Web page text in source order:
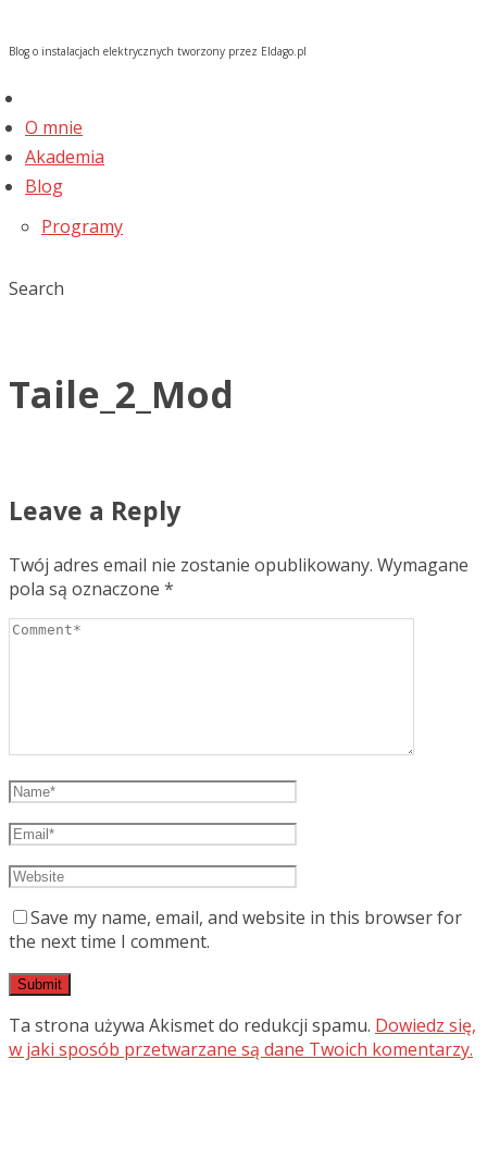
Blog o instalacjach elektrycznych tworzony przez Eldago.pl
O mnie
Akademia
Blog
Programy
Search
Taile_2_Mod
Leave a Reply
Twój adres email nie zostanie opublikowany. Wymagane
pola są oznaczone *
Save my name, email, and website in this browser for
the next time I comment.
Ta strona używa Akismet do redukcji spamu. Dowiedz się,
w jaki sposób przetwarzane są dane Twoich komentarzy.